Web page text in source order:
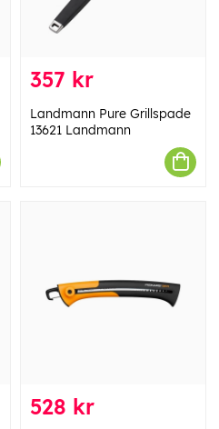
357 kr
Landmann Pure Grillspade
13621 Landmann
528 kr